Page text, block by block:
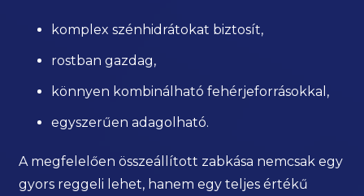
komplex szénhidrátokat biztosít,
rostban gazdag,
könnyen kombinálható fehérjeforrásokkal,
egyszerűen adagolható.
A megfelelően összeállított zabkása nemcsak egy
gyors reggeli lehet, hanem egy teljes értékű